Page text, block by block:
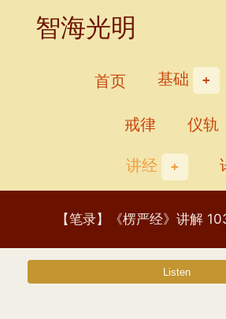
智海光明
首页 基础
戒律
仪轨
讲经
【笔录】《楞严经》讲解